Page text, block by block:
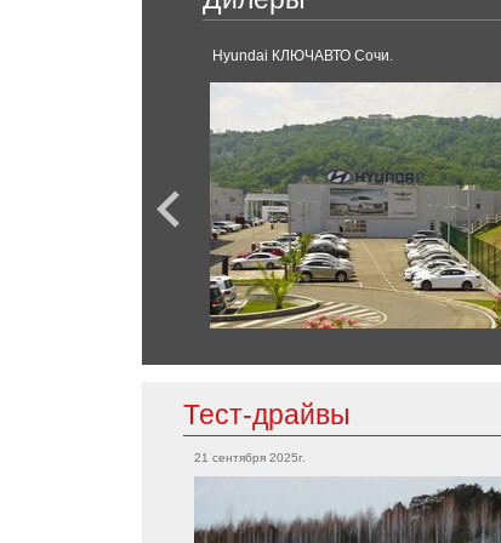
Chevrolet
Tahoe
Camaro
Chrysler
Citroen
GLC
GLE-Класс
SL-Класс
Mini
Cooper
Countryman
Clubman
Mitsubishi
Outlander
Eclipse
Hyundai КЛЮЧАВТО Сочи.
Тест-драйвы
21 сентября 2025г.